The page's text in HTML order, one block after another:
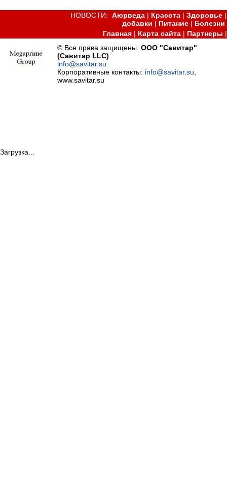
НОВОСТИ:Аюрведа | Красота |Здоровье
добавки | Питание| Болезни
Главная| Карта сайта| Партнеры
© Все права защищены.ООО "Савитар"
(Савитар LLC)
info@savitar.su
Корпоративные контакты: info@savitar.su
www.savitar.su
Загрузка...